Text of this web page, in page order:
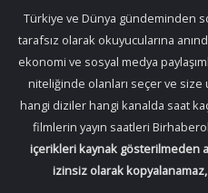
Türkiye ve Dünya gündeminden
tarafsız olarak okuyucularına
ekonomi ve sosyal medya
niteliğinde olanları seçer ve size
hangi diziler hangi kanalda saat
filmlerin yayın saatleri
içerikleri kaynak gösterilmeden
izinsiz olarak